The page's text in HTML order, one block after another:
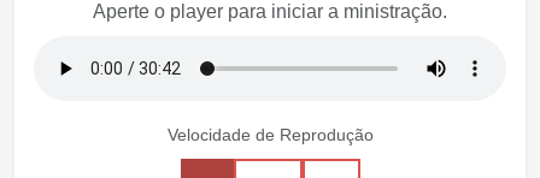
Aperte o player para iniciar a ministração.
Velocidade de Reprodução